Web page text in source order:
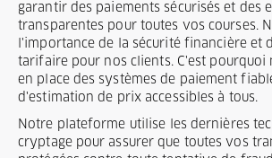
garantir des paiements sécurisés et des
transparentes pour toutes vos courses.
l'importance de la sécurité financière et
tarifaire pour nos clients. C'est pourquoi
en place des systèmes de paiement
d'estimation de prix accessibles à tous.
Notre plateforme utilise les dernières
cryptage pour assurer que toutes vos